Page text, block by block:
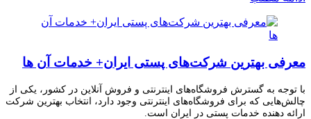
معرفی بهترین شرکت‌های پستی ایران+ خدمات آن ها
با توجه به گسترش فروشگاه‌های اینترنتی و فروش آنلاین در کشور، یکی از
چالش‌هایی که برای فروشگاه‌های اینترنتی وجود دارد، انتخاب بهترین شرکت
ارائه دهنده خدمات پستی در ایران است.